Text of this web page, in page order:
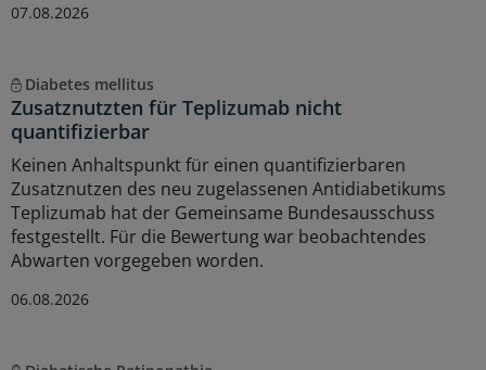
07.08.2026
Diabetes mellitus
Zusatznutzten für Teplizumab nicht
quantifizierbar
Keinen Anhaltspunkt für einen quantifizierbaren
Zusatznutzen des neu zugelassenen Antidiabetikums
Teplizumab hat der Gemeinsame Bundesausschuss
festgestellt. Für die Bewertung war beobachtendes
Abwarten vorgegeben worden.
06.08.2026